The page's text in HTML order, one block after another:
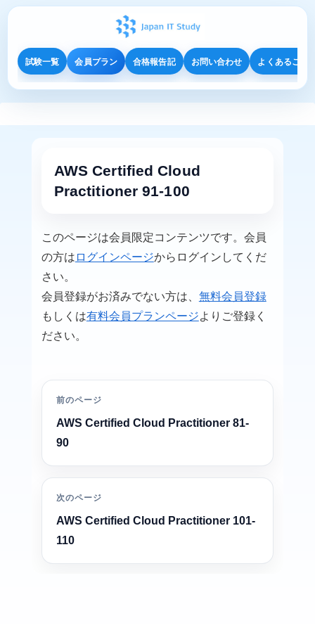
試験一覧 会員プラン 合格報告記 お問い合わせ よくあるご質
AWS Certified Cloud
Practitioner 91-100
このページは会員限定コンテンツです。会員
の方は ログインページからログインしてくだ
さい。
会員登録がお済みでない方は、 無料会員登録
もしくは有料会員プランページよりご登録く
ださい。
前のページ
AWS Certified Cloud Practitioner 81-
90
次のページ
AWS Certified Cloud Practitioner 101-
110